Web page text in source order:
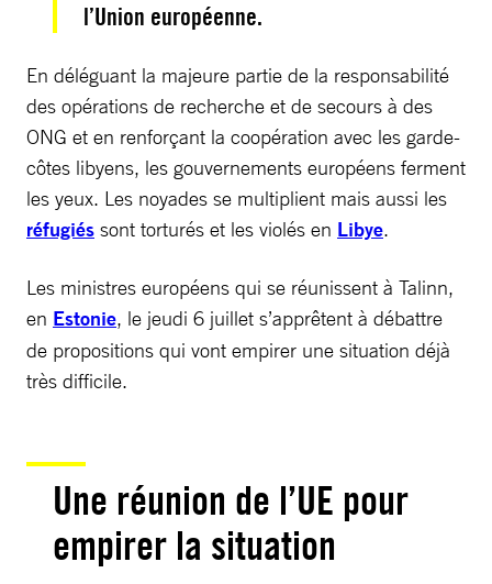
l’Union européenne.
En déléguant la majeure partie de la responsabilité
des opérations de recherche et de secours à des
ONG et en renforçant la coopération avec les garde-
côtes libyens, les gouvernements européens ferment
les yeux. Les noyades se multiplient mais aussi les
réfugiés sont torturés et les violés en Libye.
Les ministres européens qui se réunissent à Talinn,
en Estonie, le jeudi 6 juillet s’apprêtent à débattre
de propositions qui vont empirer une situation déjà
très difficile.
Une réunion de l’UE pour
empirer la situation